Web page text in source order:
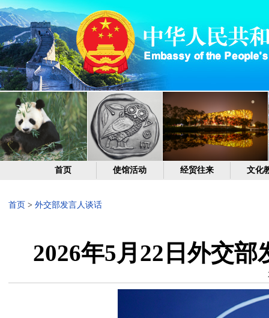
首页 使馆活动 经贸往来 文化
首页 > 外交部发言人谈话
2026年5月22日外交